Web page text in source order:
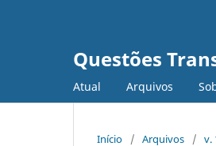
Questões
Atual Arquivos
Início / Arquivos / v.